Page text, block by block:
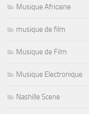
Musique Africaine
musique de film
Musique de Film
Musique Electronique
Nashille Scene